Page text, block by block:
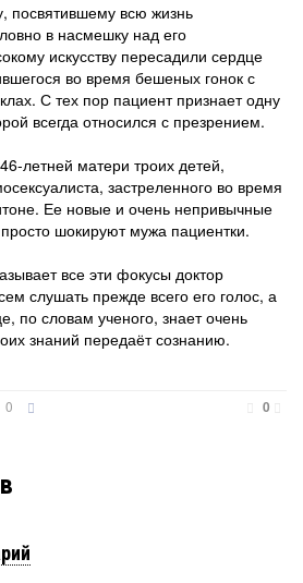
всю жизнь
в насмешку над его
искусству пересадили сердце
во время бешеных гонок с
С тех пор пациент признает одну
всегда относился с презрением.
летней матери троих детей,
застреленного во время
Ее новые и очень непривычные
шокируют мужа пациентки.
все эти фокусы доктор
слушать прежде всего его голос, а
по словам ученого, знает очень
знаний передаёт сознанию.
0 0